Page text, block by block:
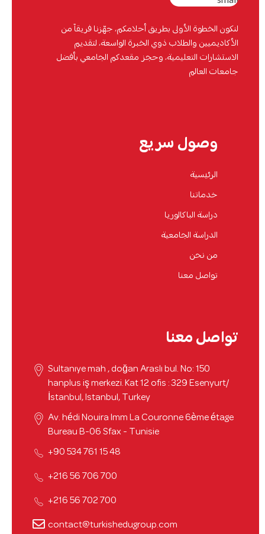
لنكون الخطوة الأولى بطريق أحلامكم، جهّزنا فريقاً من
الأكاديميين والطلاب ذوي الخبرة الواسعة، لتقديم
الاستشارات التعليمية، وحجز مقعدكم الجامعي بأفضل
جامعات العالم
وصول سريع
الرئيسية
خدماتنا
دراسة الباكالوريا
الدراسة الجامعية
من نحن
تواصل معنا
تواصل معنا
Sultanıye mah , doğan Araslı bul. No: 150
hanplus iş merkezi. Kat 12 ofis : 329 Esenyurt/
İstanbul, Istanbul, Turkey
Av. hédi Nouira Imm La Couronne 6ème étage
Bureau B-06 Sfax - Tunisie
48 15 761 534 90+
700 706 56 216+
700 702 56 216+
contact@turkishedugroup.com